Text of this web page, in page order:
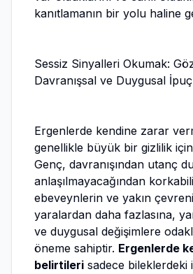
kanıtlamanın bir yolu haline
Sessiz Sinyalleri Okumak:
Davranışsal ve Duygusal
Ergenlerde kendine zarar
genellikle büyük bir gizlilik
Genç, davranışından utanç
anlaşılmayacağından
ebeveynlerin ve yakın
yaralardan daha fazlasına,
ve duygusal değişimlere
öneme sahiptir. Ergenlerde
belirtileri sadece bileklerdeki